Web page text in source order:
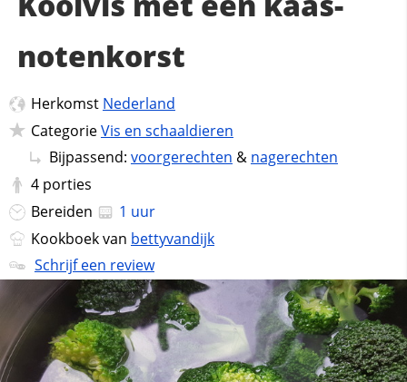
notenkorst
Herkomst Nederland
CategorieVis en schaaldieren
Bijpassend: voorgerechten & nagerechten
4 porties
Bereiden
1 uur
Kookboek van bettyvandijk
Schrijf een review